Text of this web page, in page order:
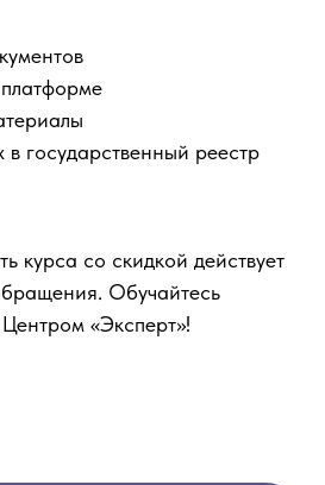
государственный реестр
курса со скидкой действует
Обучайтесь
«Эксперт»!